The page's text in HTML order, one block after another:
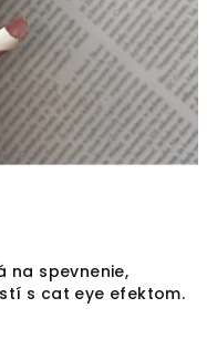
na spevnenie,
s cat eye efektom.